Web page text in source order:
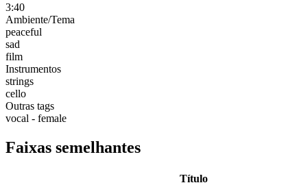
3:40
Ambiente/Tema
peaceful
sad
film
Instrumentos
strings
cello
Outras tags
vocal - female
Faixas semelhantes
Título